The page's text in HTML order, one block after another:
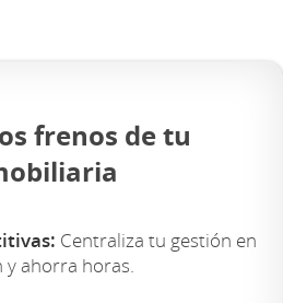
frenos de tu
Centraliza tu gestión en
ahorra horas.